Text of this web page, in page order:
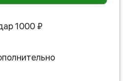
1000 ₽